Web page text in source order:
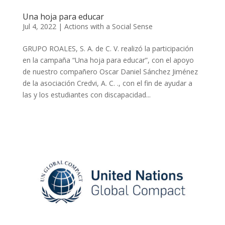
Una hoja para educar
Jul 4, 2022| Actions with a Social Sense
GRUPO ROALES, S. A. de C. V. realizó la participación
en la campaña “Una hoja para educar”, con el apoyo
de nuestro compañero Oscar Daniel Sánchez Jiménez
de la asociación Credvi, A. C. ., con el fin de ayudar a
las y los estudiantes con discapacidad...